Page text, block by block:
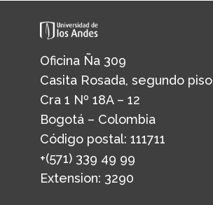
Oficina Ña 309
Casita Rosada, segundo piso
Cra 1 Nº 18A – 12
Bogotá – Colombia
Código postal: 111711
+(571) 339 49 99
Extension: 3290